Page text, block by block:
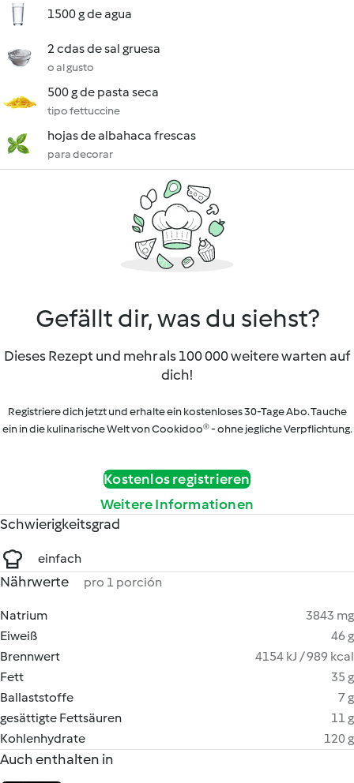
1500 g de agua
2 cdas de sal gruesa
o al gusto
500 g de pasta seca
tipo fettuccine
hojas de albahaca frescas
para decorar
Gefällt dir, was du siehst?
Dieses Rezept und mehr als 100 000 weitere warten auf
dich!
Registriere dich jetzt und erhalte ein kostenloses 30-Tage Abo. Tauche
ein in die kulinarische Welt von Cookidoo® - ohne jegliche Verpflichtung.
Kostenlos registrieren
Weitere Informationen
Schwierigkeitsgrad
einfach
Nährwerte pro 1 porción
Natrium
3843 mg
Eiweiß
46 g
Brennwert
4154 kJ / 989 kcal
Fett
35 g
Ballaststoffe
7 g
gesättigte Fettsäuren
11 g
Kohlenhydrate
120 g
Auch enthalten in